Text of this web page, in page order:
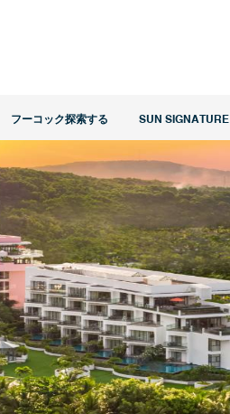
フーコック探索する SUN SIGNATURE